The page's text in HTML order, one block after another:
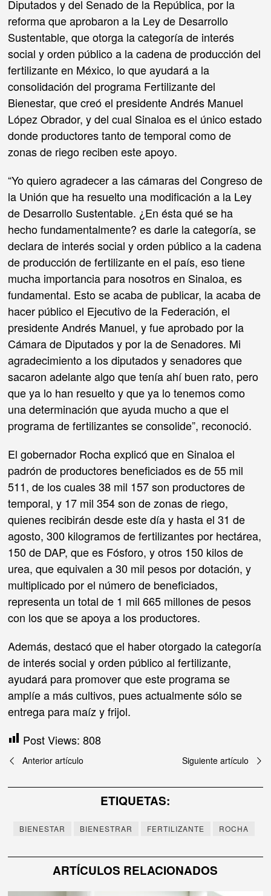
Diputados y del Senado de la República, por la
reforma que aprobaron a la Ley de Desarrollo
Sustentable, que otorga la categoría de interés
social y orden público a la cadena de producción del
fertilizante en México, lo que ayudará a la
consolidación del programa Fertilizante del
Bienestar, que creó el presidente Andrés Manuel
López Obrador, y del cual Sinaloa es el único estado
donde productores tanto de temporal como de
zonas de riego reciben este apoyo.
“Yo quiero agradecer a las cámaras del Congreso de
la Unión que ha resuelto una modificación a la Ley
de Desarrollo Sustentable. ¿En ésta qué se ha
hecho fundamentalmente? es darle la categoría, se
declara de interés social y orden público a la cadena
de producción de fertilizante en el país, eso tiene
mucha importancia para nosotros en Sinaloa, es
fundamental. Esto se acaba de publicar, la acaba de
hacer público el Ejecutivo de la Federación, el
presidente Andrés Manuel, y fue aprobado por la
Cámara de Diputados y por la de Senadores. Mi
agradecimiento a los diputados y senadores que
sacaron adelante algo que tenía ahí buen rato, pero
que ya lo han resuelto y que ya lo tenemos como
una determinación que ayuda mucho a que el
programa de fertilizantes se consolide”, reconoció.
El gobernador Rocha explicó que en Sinaloa el
padrón de productores beneficiados es de 55 mil
511, de los cuales 38 mil 157 son productores de
temporal, y 17 mil 354 son de zonas de riego,
quienes recibirán desde este día y hasta el 31 de
agosto, 300 kilogramos de fertilizantes por hectárea,
150 de DAP, que es Fósforo, y otros 150 kilos de
urea, que equivalen a 30 mil pesos por dotación, y
multiplicado por el número de beneficiados,
representa un total de 1 mil 665 millones de pesos
con los que se apoya a los productores.
Además, destacó que el haber otorgado la categoría
de interés social y orden público al fertilizante,
ayudará para promover que este programa se
amplíe a más cultivos, pues actualmente sólo se
entrega para maíz y frijol.
Post Views: 808
Navegación
de
Anterior artículo Siguiente artículo
ETIQUETAS:
BIENESTAR BIENESTRAR FERTILIZANTE ROCHA
ARTÍCULOS RELACIONADOS